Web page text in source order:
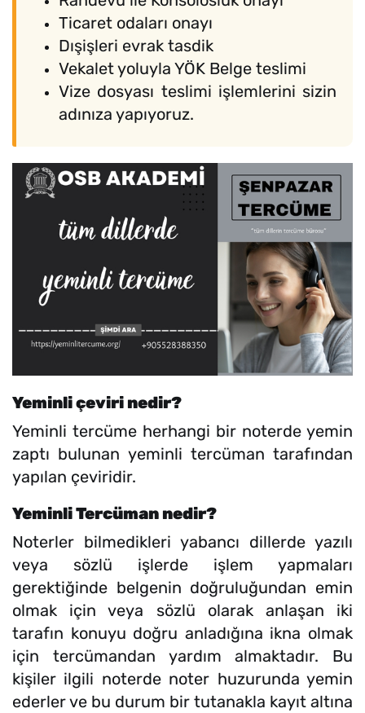
Ticaret odaları onayı
Dışişleri evrak tasdik
Vekalet yoluyla YÖK Belge teslimi
Vize dosyası teslimi işlemlerini sizin
adınıza yapıyoruz.
Yeminli çeviri nedir?
Yeminli tercüme herhangi bir noterde yemin
zaptı bulunan yeminli tercüman tarafından
yapılan çeviridir.
Yeminli Tercüman nedir?
Noterler bilmedikleri yabancı dillerde yazılı
veya sözlü işlerde işlem yapmaları
gerektiğinde belgenin doğruluğundan emin
olmak için veya sözlü olarak anlaşan iki
tarafın konuyu doğru anladığına ikna olmak
için tercümandan yardım almaktadır. Bu
kişiler ilgili noterde noter huzurunda yemin
ederler ve bu durum bir tutanakla kayıt altına